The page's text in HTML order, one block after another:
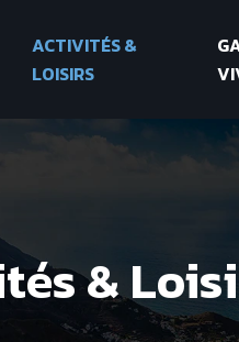
ACTIVITÉS &
LOISIRS
&